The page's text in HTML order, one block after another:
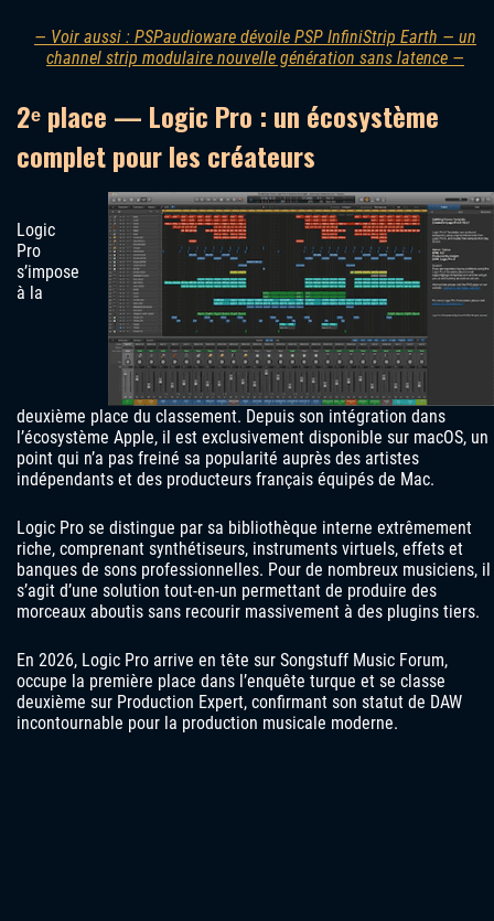
— Voir aussi : PSPaudioware dévoile PSP InfiniStrip Earth — un
channel strip modulaire nouvelle génération sans latence —
2ᵉ place — Logic Pro : un écosystème
complet pour les créateurs
Logic
Pro
s’impose
à la
deuxième place du classement. Depuis son intégration dans
l’écosystème Apple, il est exclusivement disponible sur macOS, un
point qui n’a pas freiné sa popularité auprès des artistes
indépendants et des producteurs français équipés de Mac.
Logic Pro se distingue par sa bibliothèque interne extrêmement
riche, comprenant synthétiseurs, instruments virtuels, effets et
banques de sons professionnelles. Pour de nombreux musiciens, il
s’agit d’une solution tout-en-un permettant de produire des
morceaux aboutis sans recourir massivement à des plugins tiers.
En 2026, Logic Pro arrive en tête sur Songstuff Music Forum,
occupe la première place dans l’enquête turque et se classe
deuxième sur Production Expert, confirmant son statut de DAW
incontournable pour la production musicale moderne.